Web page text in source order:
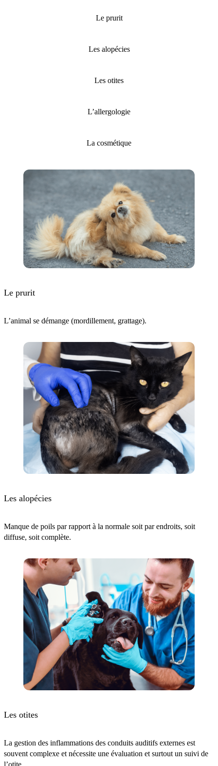
Le prurit
Les alopécies
Les otites
L’allergologie
La cosmétique
Le prurit
L’animal se démange (mordillement, grattage).
Les alopécies
Manque de poils par rapport à la normale soit par endroits, soit
diffuse, soit complète.
Les otites
La gestion des inflammations des conduits auditifs externes est
souvent complexe et nécessite une évaluation et surtout un suivi de